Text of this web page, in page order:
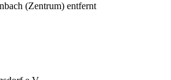
(Zentrum) entfernt